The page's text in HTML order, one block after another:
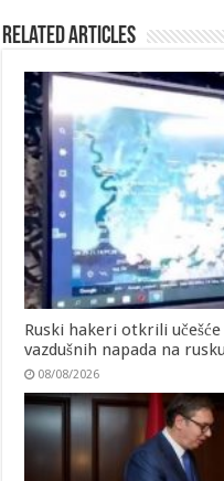
Related Articles
Ruski hakeri otkrili
vazdušnih napada na
08/08/2026